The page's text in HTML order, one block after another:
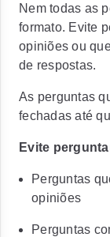
Nem todas as
formato. Evite
opiniões ou
de respostas.
As perguntas
fechadas até
Evite
Perguntas
opiniões
Perguntas